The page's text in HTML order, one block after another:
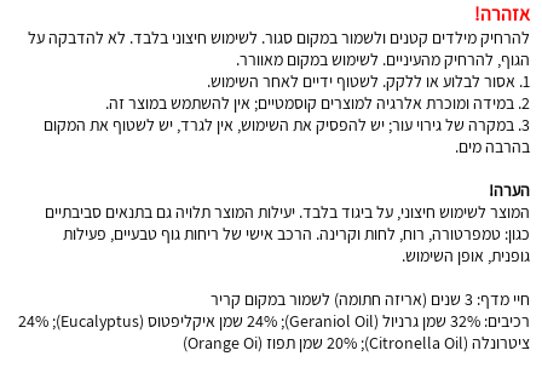
אזהרה!
להרחיק מילדים קטנים ולשמור במקום סגור. לשימוש חיצוני בלבד. לא להדבקה על
הגוף, להרחיק מהעיניים. לשימוש במקום מאוורר.
1. אסור לבלוע או ללקק. לשטוף ידיים לאחר השימוש.
2. במידה ומוכרת אלרגיה למוצרים קוסמטיים; אין להשתמש במוצר זה.
3. במקרה של גירוי עור; יש להפסיק את השימוש, אין לגרד, יש לשטוף את המקום
בהרבה מים.
הערה!
המוצר לשימוש חיצוני, על ביגוד בלבד. יעילות המוצר תלויה גם בתנאים סביבתיים
כגון: טמפרטורה, רוח, לחות וקרינה. הרכב אישי של ריחות גוף טבעיים, פעילות
גופנית, אופן השימוש.
חיי מדף: 3 שנים (אריזה חתומה) לשמור במקום קריר
רכיבים: 32% שמן גרניול (Geraniol Oil); 24% שמן איקליפטוס (Eucalyptus); 24%
ציטרונלה (Citronella Oil); 20% שמן תפוז (Orange Oi)